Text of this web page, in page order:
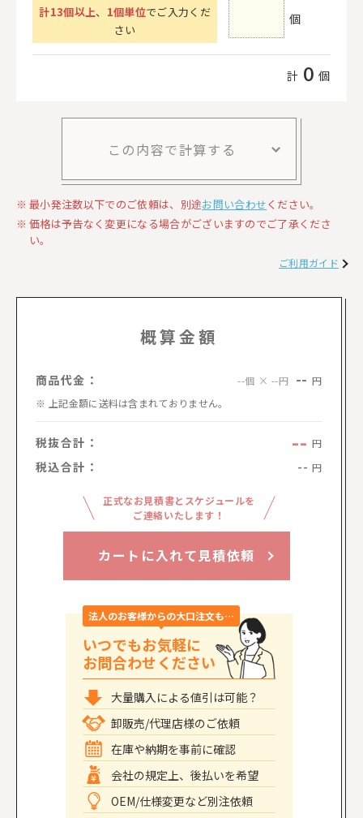
計13個以上、 1個単位でご入力くだ
さい
個
計 0 個
この内容で計算する
最小発注数以下でのご依頼は、別途お問い合わせください。
価格は予告なく変更になる場合がございますのでご了承くださ
い。
ご利用ガイド
概算金額
商品代金： --個 × --円 -- 円
上記金額に送料は含まれておりません。
税抜合計： -- 円
税込合計： -- 円
正式なお見積書とスケジュールを
ご連絡いたします！
カートに入れて見積依頼
法人のお客様からの大口注文も…
いつでもお気軽に
お問合わせください
大量購入による値引は可能？
卸販売/代理店様のご依頼
在庫や納期を事前に確認
会社の規定上、後払いを希望
OEM/仕様変更など別注依頼